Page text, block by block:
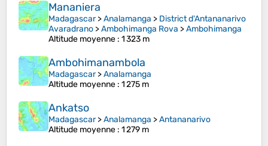
Mananiera
Madagascar>Analamanga > District d'Antananarivo
Avaradrano >Ambohimanga Rova >Ambohimanga
Altitude moyenne : 1 323 m
Ambohimanambola
Madagascar>Analamanga
Altitude moyenne : 1 275 m
Ankatso
Madagascar>Analamanga >Antananarivo
Altitude moyenne : 1 279 m